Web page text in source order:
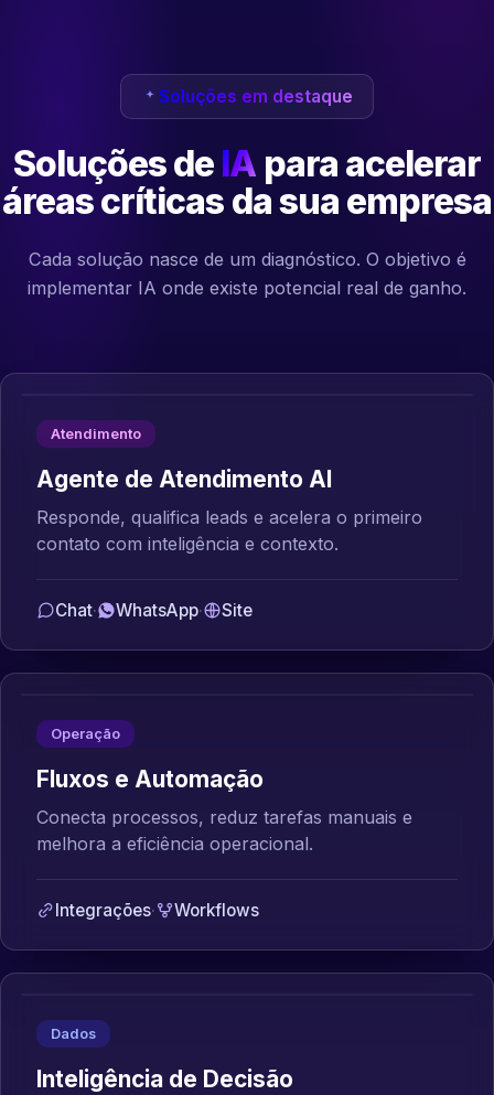
Soluções em destaque
Soluções de IA para acelerar
áreas críticas da sua empresa
Cada solução nasce de um diagnóstico. O objetivo é
implementar IA onde existe potencial real de ganho.
Atendimento
Agente de Atendimento AI
Responde, qualifica leads e acelera o primeiro
contato com inteligência e contexto.
Chat· WhatsApp· Site
Operação
Fluxos e Automação
Conecta processos, reduz tarefas manuais e
melhora a eficiência operacional.
Integrações· Workflows
Dados
Inteligência de Decisão